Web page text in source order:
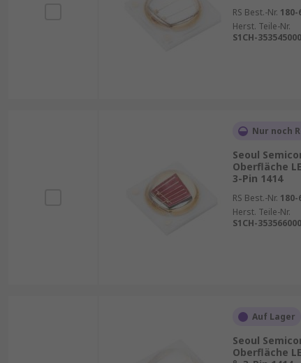
RS Best.-Nr. 180-
Herst. Teile-Nr.
S1CH-
Nur noch
Seoul
Oberfläche
3-Pin 1414
RS Best.-Nr. 180-
Herst. Teile-Nr.
S1CH-
Auf Lager
Seoul
Oberfläche